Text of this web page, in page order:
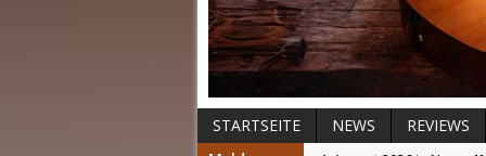
STARTSEITE NEWS
REVIEWS